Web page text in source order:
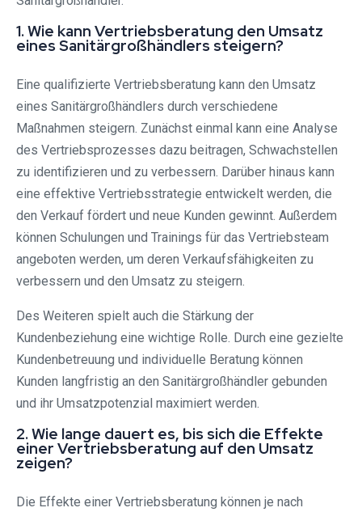
1. Wie kann Vertriebsberatung den Umsatz
eines Sanitärgroßhändlers steigern?
Eine qualifizierte Vertriebsberatung kann den Umsatz
eines Sanitärgroßhändlers durch verschiedene
Maßnahmen steigern. Zunächst einmal kann eine Analyse
des Vertriebsprozesses dazu beitragen, Schwachstellen
zu identifizieren und zu verbessern. Darüber hinaus kann
eine effektive Vertriebsstrategie entwickelt werden, die
den Verkauf fördert und neue Kunden gewinnt. Außerdem
können Schulungen und Trainings für das Vertriebsteam
angeboten werden, um deren Verkaufsfähigkeiten zu
verbessern und den Umsatz zu steigern.
Des Weiteren spielt auch die Stärkung der
Kundenbeziehung eine wichtige Rolle. Durch eine gezielte
Kundenbetreuung und individuelle Beratung können
Kunden langfristig an den Sanitärgroßhändler gebunden
und ihr Umsatzpotenzial maximiert werden.
2. Wie lange dauert es, bis sich die Effekte
einer Vertriebsberatung auf den Umsatz
zeigen?
Die Effekte einer Vertriebsberatung können je nach